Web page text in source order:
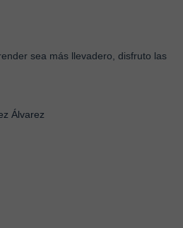
sea más llevadero, disfruto las
Álvarez